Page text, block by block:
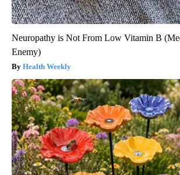
Neuropathy is Not From Low Vitamin B
Enemy)
Health Weekly